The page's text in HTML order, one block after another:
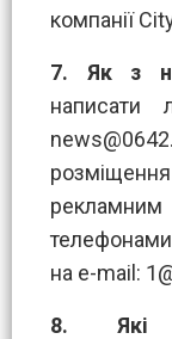
компанії
7. Як з
написати
на e-mail:
8.